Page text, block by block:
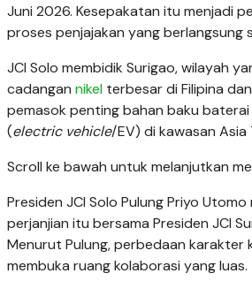
Juni 2026. Kesepakatan itu menjadi
proses penjajakan yang berlangsung
JCI Solo membidik Surigao, wilayah
cadangan nikel terbesar di Filipina
pemasok penting bahan baku baterai
(electric vehicle/EV) di kawasan Asia
Scroll ke bawah untuk melanjutkan
Presiden JCI Solo Pulung Priyo
perjanjian itu bersama Presiden JCI
Menurut Pulung, perbedaan karakter
membuka ruang kolaborasi yang luas.